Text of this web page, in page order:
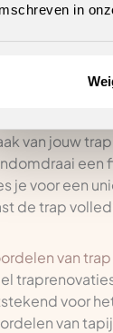
in
van jouw
een
je voor een
de trap
van
voor
van